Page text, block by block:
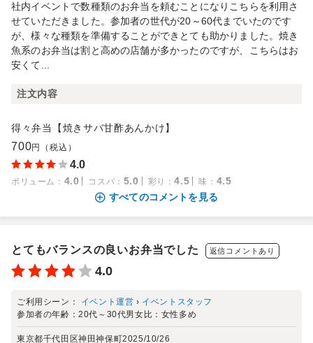
社内イベントで数種類のお弁当を頼むことになりこちらを利用さ
せていただきました。参加者の世代が20～60代までいたのです
が、様々な種類を準備することができとても助かりました。焼き
魚系のお弁当は割と高めの店舗が多かったのですが、こちらはお
安くて...
注文内容
得々弁当【焼きサバ甘酢あんかけ】
700円（税込）
4.0
ボリューム ： 4.0 コスパ ： 5.0 彩り ：4.5 味 ： 4.5
すべてのコメントを見る
とてもバランスの良いお弁当でした 返信コメントあり
4.0
ご利用シーン： イベント運営 › イベントスタッフ
参加者の年齢：20代～30代男女比： 女性多め
東京都千代田区神田神保町2025/10/26